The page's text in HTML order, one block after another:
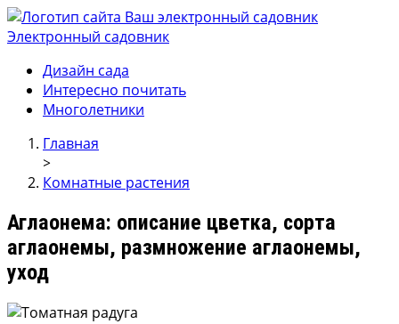
Электронный садовник
Ваш электронный садовник
Онлайн журнал для садовод и огродников.
Дизайн сада
Интересно почитать
Многолетники
Главная
>
Комнатные растения
Аглаонема: описание цветка, сорта
аглаонемы, размножение аглаонемы,
уход